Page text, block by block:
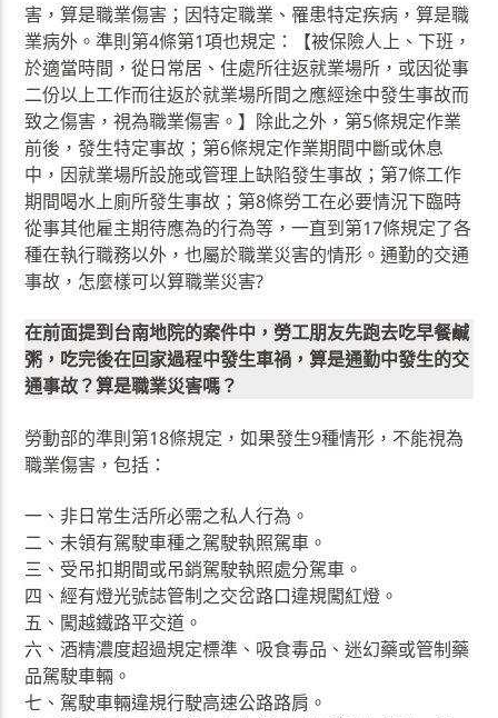
害，算是職業傷害；因特定職業、罹患特定疾病，算是職
業病外。準則第4條第1項也規定：【被保險人上、下班，
於適當時間，從日常居、住處所往返就業場所，或因從事
二份以上工作而往返於就業場所間之應經途中發生事故而
致之傷害，視為職業傷害。】除此之外，第5條規定作業
前後，發生特定事故；第6條規定作業期間中斷或休息
中，因就業場所設施或管理上缺陷發生事故；第7條工作
期間喝水上廁所發生事故；第8條勞工在必要情況下臨時
從事其他雇主期待應為的行為等，一直到第17條規定了各
種在執行職務以外，也屬於職業災害的情形。通勤的交通
事故，怎麼樣可以算職業災害?
在前面提到台南地院的案件中，勞工朋友先跑去吃早餐鹹
粥，吃完後在回家過程中發生車禍，算是通勤中發生的交
通事故？算是職業災害嗎？
勞動部的準則第18條規定，如果發生9種情形，不能視為
職業傷害，包括：
一、非日常生活所必需之私人行為。
二、未領有駕駛車種之駕駛執照駕車。
三、受吊扣期間或吊銷駕駛執照處分駕車。
四、經有燈光號誌管制之交岔路口違規闖紅燈。
五、闖越鐵路平交道。
六、酒精濃度超過規定標準、吸食毒品、迷幻藥或管制藥
品駕駛車輛。
七、駕駛車輛違規行駛高速公路路肩。